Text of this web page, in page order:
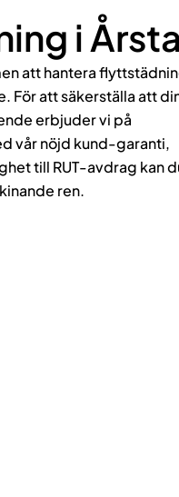
i
att hantera
För att säkerställa att
erbjuder vi på
vår nöjd kund-garanti,
till RUT-avdrag kan
ren.